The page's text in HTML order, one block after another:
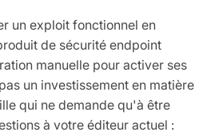
un exploit fonctionnel en
de sécurité endpoint
manuelle pour activer ses
un investissement en matière
qui ne demande qu'à être
à votre éditeur actuel :